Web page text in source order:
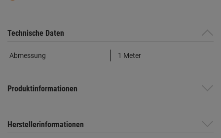
Technische Daten
Abmessung 1 Meter
Produktinformationen
Herstellerinformationen